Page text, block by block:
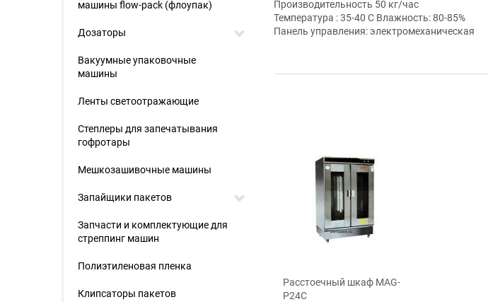
Производительность 50 кг/час
Температура : 35-40 С Влажность: 80-85%
Панель управления: электромеханическая
Расстоечный шкаф MAG-
P24C
машины flow-pack (флоупак)
Дозаторы
Вакуумные упаковочные
машины
Ленты светоотражающие
Степлеры для запечатывания
гофротары
Мешкозашивочные машины
Запайщики пакетов
Запчасти и комплектующие для
стреппинг машин
Полиэтиленовая пленка
Клипсаторы пакетов